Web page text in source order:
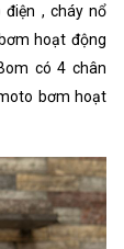
, cháy nổ
hoạt động
có 4 chân
bơm hoạt